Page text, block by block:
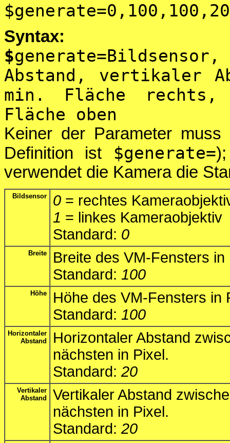
Syntax:
$
Abstand, vertikaler
min. Fläche rechts,
Fläche oben
Keiner der Parameter
Definition ist $generate=
verwendet die Kamera die
Bildsensor 0 = rechtes
1 = linkes Kameraobjektiv
Standard: 0
Breite
Breite des VM-Fensters in
Standard: 100
Höhe
Höhe des VM-Fensters in
Standard: 100
Horizontaler
Abstand
Horizontaler Abstand
nächsten in Pixel.
Standard: 20
Vertikaler
Abstand
Vertikaler Abstand
nächsten in Pixel.
Standard: 20